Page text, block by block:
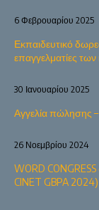
Εκπαιδευτικό
επαγγελματίες
6 Φεβρουαρίου 2025
Αγγελία πώλησης
30 Ιανουαρίου 2025
WORD
CINET GBPA 2024)
26 Νοεμβρίου 2024